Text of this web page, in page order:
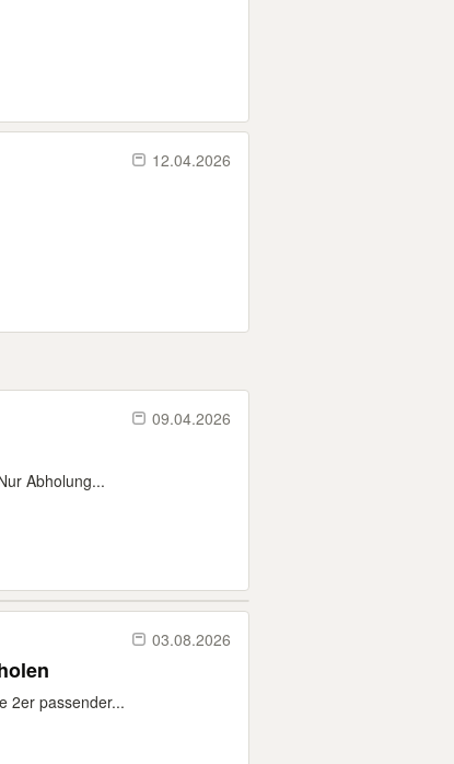
12.04.2026
09.04.2026
Abholung...
03.08.2026
2er passender...